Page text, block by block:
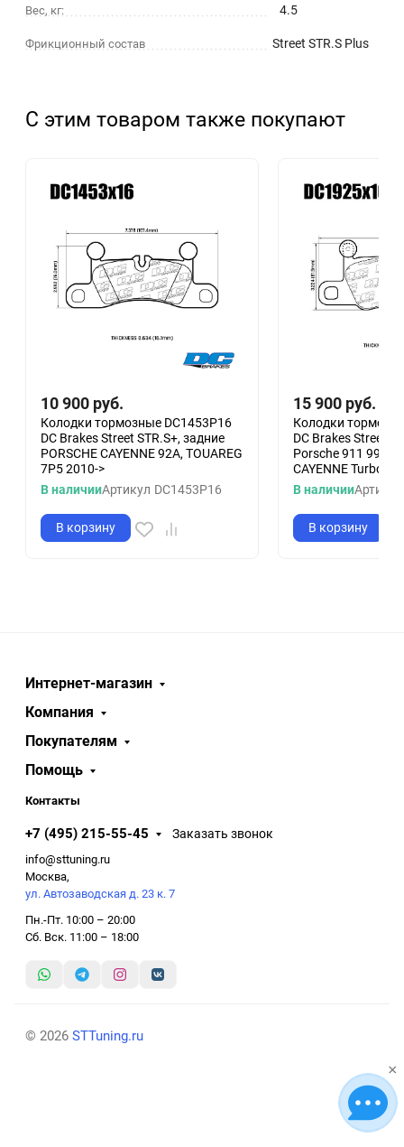
Вес, кг: 4.5
Фрикционный состав Street STR.S Plus
С этим товаром также покупают
10 900 руб.
Колодки тормозные DC1453P16
DC Brakes Street STR.S+, задние
PORSCHE CAYENNE 92A, TOUAREG
7P5 2010->
В наличииАртикул DC1453P16
В корзину
15 900 руб.
Колодки
DC Brakes Street
Porsche 911 992;
CAYENNE Turbo
В наличииАртикул
В корзину
Интернет-магазин
Компания
Покупателям
Помощь
Контакты
+7 (495) 215-55-45 Заказать звонок
info@sttuning.ru
Москва,
ул. Автозаводская д. 23 к. 7
Пн.-Пт. 10:00 – 20:00
Сб. Вск. 11:00 – 18:00
© 2026 STTuning.ru
×